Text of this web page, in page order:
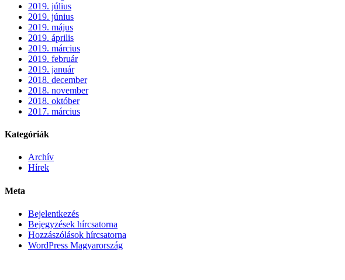
2019. július
2019. június
2019. május
2019. április
2019. március
2019. február
2019. január
2018. december
2018. november
2018. október
2017. március
Kategóriák
Archív
Hírek
Meta
Bejelentkezés
Bejegyzések hírcsatorna
Hozzászólások hírcsatorna
WordPress Magyarország